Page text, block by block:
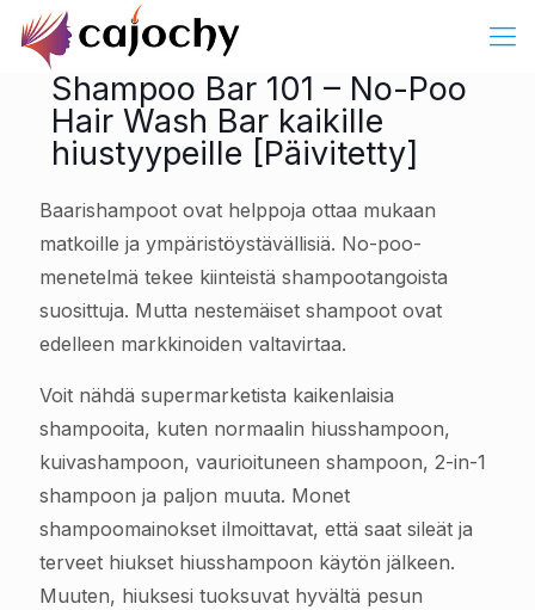
Shampoo Bar 101 – No-Poo
Hair Wash Bar kaikille
hiustyypeille [Päivitetty]
Baarishampoot ovat helppoja ottaa mukaan
matkoille ja ympäristöystävällisiä. No-poo-
menetelmä tekee kiinteistä shampootangoista
suosittuja. Mutta nestemäiset shampoot ovat
edelleen markkinoiden valtavirtaa.
Voit nähdä supermarketista kaikenlaisia
shampooita, kuten normaalin hiusshampoon,
kuivashampoon, vaurioituneen shampoon, 2-in-1
shampoon ja paljon muuta. Monet
shampoomainokset ilmoittavat, että saat sileät ja
terveet hiukset hiusshampoon käytön jälkeen.
Muuten, hiuksesi tuoksuvat hyvältä pesun